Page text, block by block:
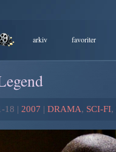
arkiv favoriter
18 | 2007 | DRAMA, SCI-FI,